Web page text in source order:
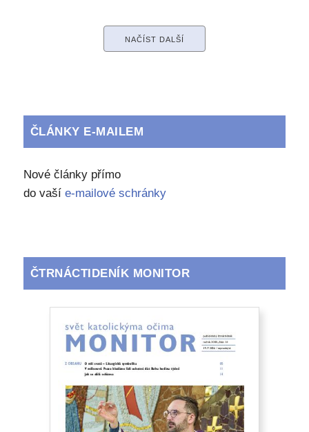
NAČÍST DALŠÍ
ČLÁNKY E-MAILEM
Nové články přímo
do vaší e-mailové schránky
ČTRNÁCTIDENÍK MONITOR